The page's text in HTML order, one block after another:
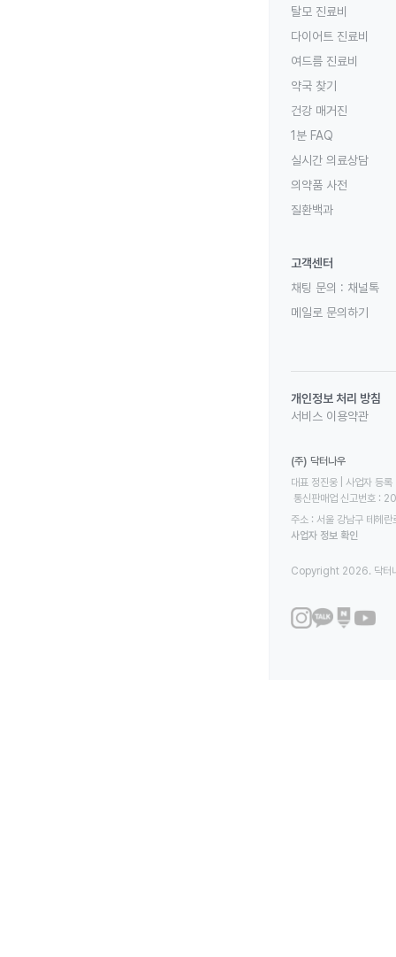
탈모 진료비
다이어트 진료비
여드름 진료비
약국 찾기
건강 매거진
1분 FAQ
실시간 의료상담
의약품 사전
질환백과
고객센터
채팅 문의 : 채널톡
메일로 문의하기
개인정보 처리 방침
서비스 이용약관
(주) 닥터나우
대표 정진웅 | 사업자
통신판매업 신고번호
주소 : 서울 강남구 테헤
사업자 정보 확인
Copyright 2026. 닥터